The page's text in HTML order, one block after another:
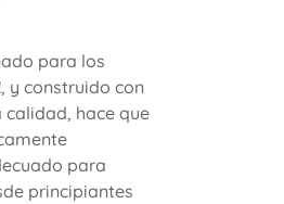
para los
y construido con
hace que
para
principiantes